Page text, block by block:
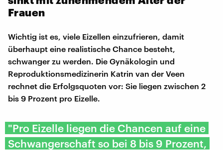
Frauen
Wichtig ist es, viele Eizellen einzufrieren, damit
überhaupt eine realistische Chance besteht,
schwanger zu werden. Die Gynäkologin und
Reproduktionsmedizinerin Katrin van der Veen
rechnet die Erfolgsquoten vor: Sie liegen zwischen 2
bis 9 Prozent pro Eizelle.
"Pro Eizelle liegen die Chancen auf eine
Schwangerschaft so bei 8 bis 9 Prozent,